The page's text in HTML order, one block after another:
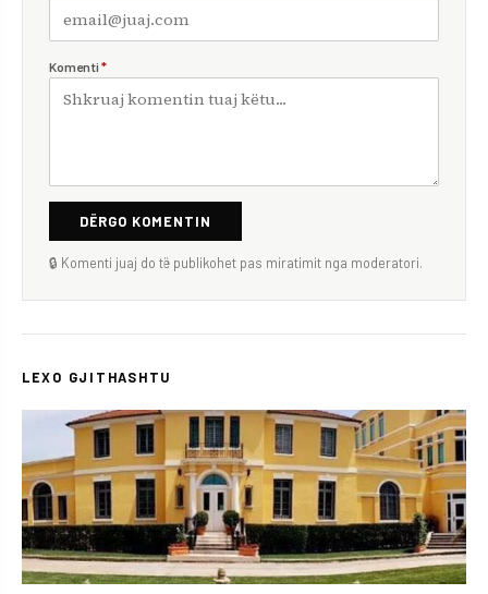
Komenti *
DËRGO KOMENTIN
🔒 Komenti juaj do të publikohet pas miratimit nga moderatori.
LEXO GJITHASHTU